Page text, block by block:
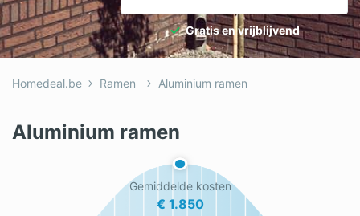
Hekwerken
Hovenier
Isolatie
Loodgieter
Gratis en vrijblijvend
Homedeal.be Ramen Aluminium ramen
Aluminium ramen
Gemiddelde kosten
€ 1.850